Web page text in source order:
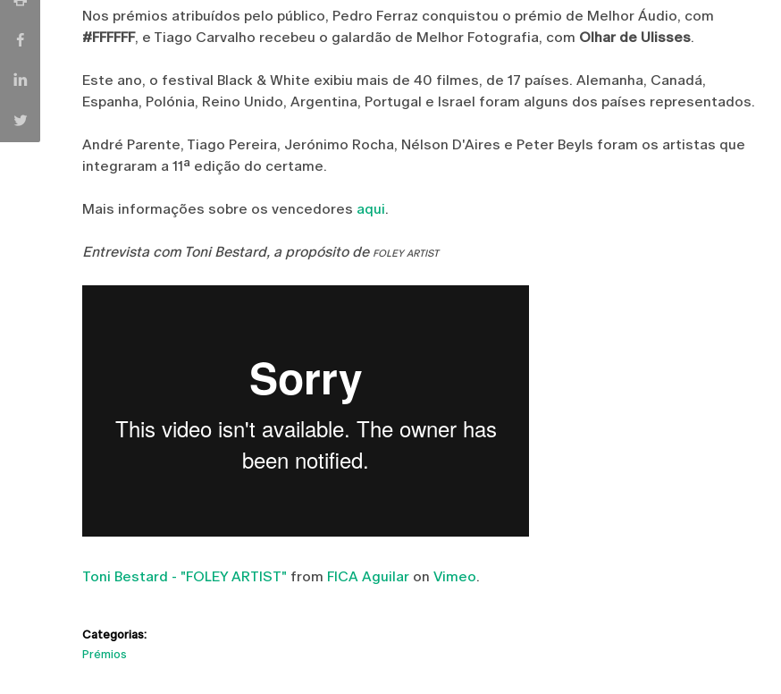
Nos prémios atribuídos pelo público, Pedro Ferraz conquistou o prémio de Melhor Áudio, com
#FFFFFF, e Tiago Carvalho recebeu o galardão de Melhor Fotografia, com Olhar de Ulisses.
Este ano, o festival Black & White exibiu mais de 40 filmes, de 17 países. Alemanha, Canadá,
Espanha, Polónia, Reino Unido, Argentina, Portugal e Israel foram alguns dos países representados.
André Parente, Tiago Pereira, Jerónimo Rocha, Nélson D'Aires e Peter Beyls foram os artistas que
integraram a 11ª edição do certame.
Mais informações sobre os vencedores aqui.
Entrevista com Toni Bestard, a propósito de FOLEY ARTIST
Toni Bestard - "FOLEY ARTIST" from FICA Aguilar on Vimeo.
Categorias:
Prémios